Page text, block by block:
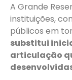
A Grande
instituições,
públicos em
substitui
articulação